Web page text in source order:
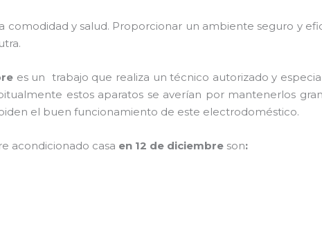
comodidad y salud. Proporcionar un ambiente seguro y
es un trabajo que realiza un técnico autorizado y
estos aparatos se averían por mantenerlos
el buen funcionamiento de este electrodoméstico.
acondicionado casa en 12 de diciembre son: